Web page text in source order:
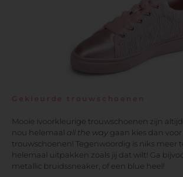
Gekleurde trouwschoenen
Mooie ivoorkleurige trouwschoenen zijn
nou helemaal all the way gaan kies dan
trouwschoenen! Tegenwoordig is niks meer
helemaal uitpakken zoals jij dat wilt! Ga
metallic bruidssneaker, of een blue heel!